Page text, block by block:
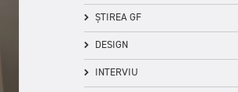
ȘTIREA GF
DESIGN
INTERVIU